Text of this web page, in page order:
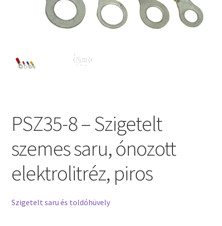
PSZ35-8 – Szigetelt
szemes saru, ónozott
elektrolitréz, piros
Szigetelt saru és toldóhüvely